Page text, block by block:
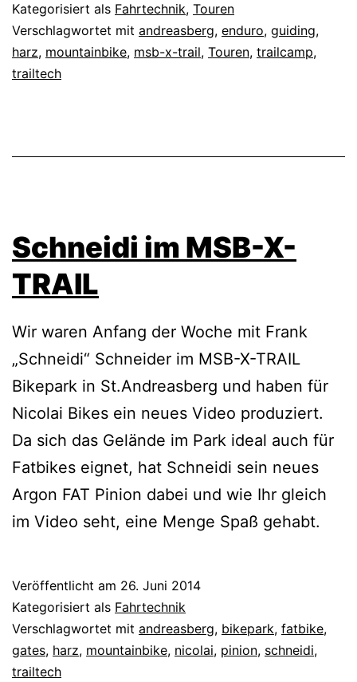
Kategorisiert als Fahrtechnik, Touren
Verschlagwortet mit andreasberg, enduro, guiding,
harz, mountainbike, msb-x-trail, Touren, trailcamp,
trailtech
Schneidi im MSB-X-
TRAIL
Wir waren Anfang der Woche mit Frank
„Schneidi“ Schneider im MSB-X-TRAIL
Bikepark in St.Andreasberg und haben für
Nicolai Bikes ein neues Video produziert.
Da sich das Gelände im Park ideal auch für
Fatbikes eignet, hat Schneidi sein neues
Argon FAT Pinion dabei und wie Ihr gleich
im Video seht, eine Menge Spaß gehabt.
Veröffentlicht am 26. Juni 2014
Kategorisiert als Fahrtechnik
Verschlagwortet mit andreasberg, bikepark, fatbike,
gates, harz, mountainbike, nicolai, pinion, schneidi,
trailtech